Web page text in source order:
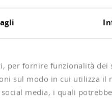
per fornire funzionalità dei
sul modo in cui utilizza il
media, i quali
Atti di